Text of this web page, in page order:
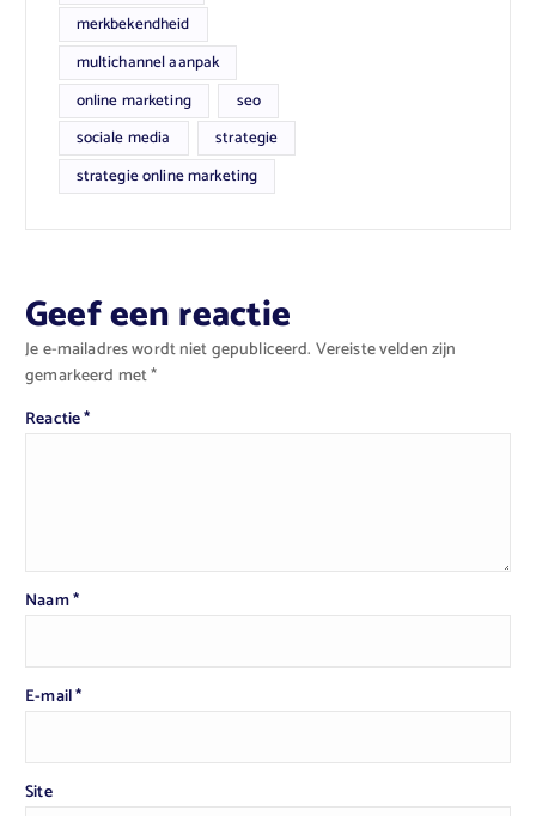
merkbekendheid
multichannel aanpak
online marketing
seo
sociale media
strategie
strategie online marketing
Geef een reactie
Je e-mailadres wordt niet gepubliceerd. Vereiste velden zijn
gemarkeerd met*
Reactie*
Naam*
E-mail*
Site